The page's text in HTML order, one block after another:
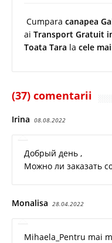
Cumpara canapea
ai Transport Gratuit
Toata Tara la cele
(37) comentarii
Irina 08.08.2022
Добрый день ,
Можно ли заказать
Monalisa 28.04.2022
Mihaela_Pentru mai